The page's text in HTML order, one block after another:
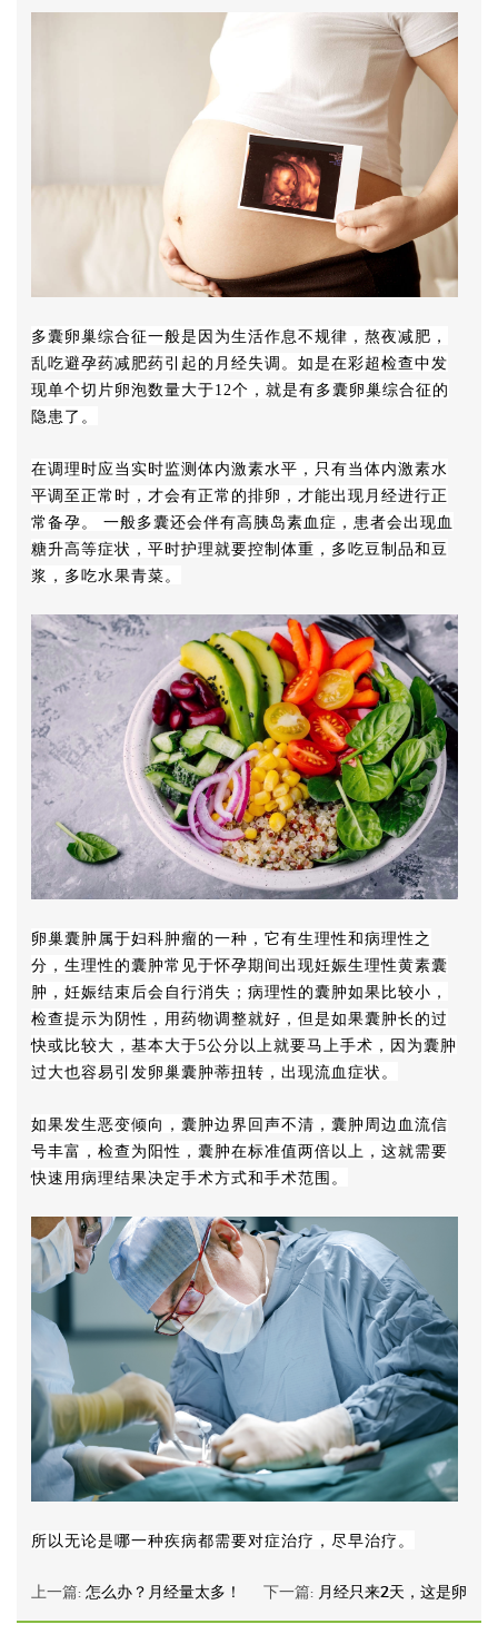
多囊卵巢综合征一般是因为生活作息不规律，熬夜减肥，
乱吃避孕药减肥药引起的月经失调。如是在彩超检查中发
现单个切片卵泡数量大于12个，就是有多囊卵巢综合征的
隐患了。
在调理时应当实时监测体内激素水平，只有当体内激素水
平调至正常时，才会有正常的排卵，才能出现月经进行正
常备孕。 一般多囊还会伴有高胰岛素血症，患者会出现血
糖升高等症状，平时护理就要控制体重，多吃豆制品和豆
浆，多吃水果青菜。
卵巢囊肿属于妇科肿瘤的一种，它有生理性和病理性之
分，生理性的囊肿常见于怀孕期间出现妊娠生理性黄素囊
肿，妊娠结束后会自行消失；病理性的囊肿如果比较小，
检查提示为阴性，用药物调整就好，但是如果囊肿长的过
快或比较大，基本大于5公分以上就要马上手术，因为囊肿
过大也容易引发卵巢囊肿蒂扭转，出现流血症状。
如果发生恶变倾向，囊肿边界回声不清，囊肿周边血流信
号丰富，检查为阳性，囊肿在标准值两倍以上，这就需要
快速用病理结果决定手术方式和手术范围。
所以无论是哪一种疾病都需要对症治疗，尽早治疗。
上一篇: 怎么办？月经量太多！ 下一篇: 月经只来2天，这是卵